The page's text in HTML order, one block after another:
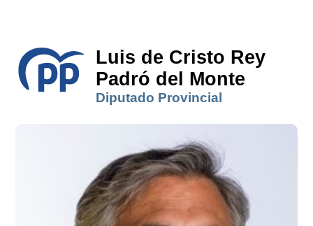
Luis de Cristo Rey
Padró del Monte
Diputado Provincial